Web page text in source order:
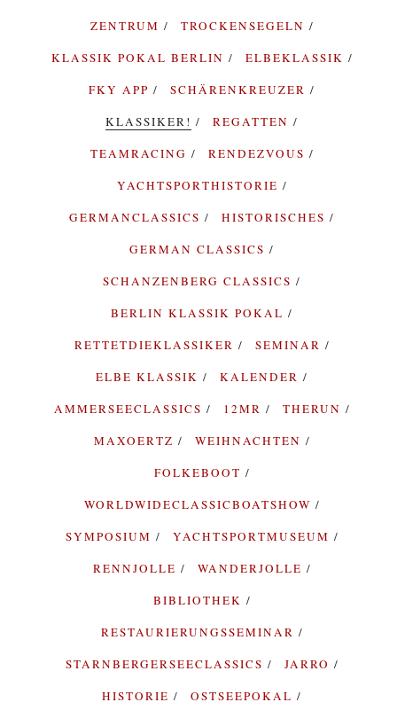
ZENTRUM
TROCKENSEGELN
KLASSIK POKAL BERLIN
ELBEKLASSIK
FKY APP
SCHÄRENKREUZER
KLASSIKER!
REGATTEN
TEAMRACING
RENDEZVOUS
YACHTSPORTHISTORIE
GERMANCLASSICS
HISTORISCHES
GERMAN CLASSICS
SCHANZENBERG CLASSICS
BERLIN KLASSIK POKAL
RETTETDIEKLASSIKER
SEMINAR
ELBE KLASSIK
KALENDER
AMMERSEECLASSICS
12MR
THERUN
MAXOERTZ
WEIHNACHTEN
FOLKEBOOT
WORLDWIDECLASSICBOATSHOW
SYMPOSIUM
YACHTSPORTMUSEUM
RENNJOLLE
WANDERJOLLE
BIBLIOTHEK
RESTAURIERUNGSSEMINAR
STARNBERGERSEECLASSICS
JARRO
HISTORIE
OSTSEEPOKAL